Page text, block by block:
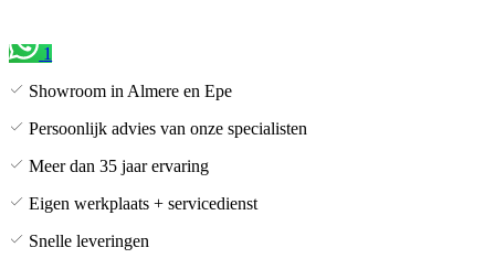
1
Showroom in Almere en Epe
Persoonlijk advies van onze specialisten
Meer dan 35 jaar ervaring
Eigen werkplaats + servicedienst
Snelle leveringen